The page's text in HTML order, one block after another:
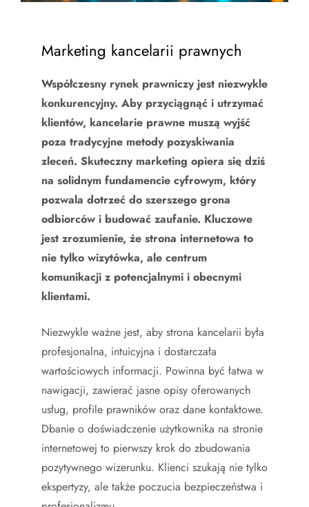
Marketing kancelarii prawnych
Współczesny rynek prawniczy jest niezwykle
konkurencyjny. Aby przyciągnąć i utrzymać
klientów, kancelarie prawne muszą wyjść
poza tradycyjne metody pozyskiwania
zleceń. Skuteczny marketing opiera się dziś
na solidnym fundamencie cyfrowym, który
pozwala dotrzeć do szerszego grona
odbiorców i budować zaufanie. Kluczowe
jest zrozumienie, że strona internetowa to
nie tylko wizytówka, ale centrum
komunikacji z potencjalnymi i obecnymi
klientami.
Niezwykle ważne jest, aby strona kancelarii była
profesjonalna, intuicyjna i dostarczała
wartościowych informacji. Powinna być łatwa w
nawigacji, zawierać jasne opisy oferowanych
usług, profile prawników oraz dane kontaktowe.
Dbanie o doświadczenie użytkownika na stronie
internetowej to pierwszy krok do zbudowania
pozytywnego wizerunku. Klienci szukają nie tylko
ekspertyzy, ale także poczucia bezpieczeństwa i